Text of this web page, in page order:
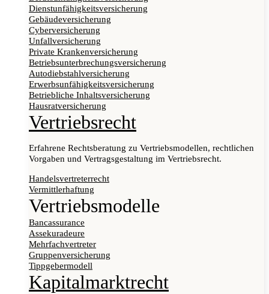
Dienstunfähigkeitsversicherung
Gebäudeversicherung
Cyberversicherung
Unfallversicherung
Private Krankenversicherung
Betriebsunterbrechungsversicherung
Autodiebstahlversicherung
Erwerbsunfähigkeitsversicherung
Betriebliche Inhaltsversicherung
Hausratversicherung
Vertriebsrecht
Erfahrene Rechtsberatung zu Vertriebsmodellen, rechtlichen
Vorgaben und Vertragsgestaltung im Vertriebsrecht.
Handelsvertreterrecht
Vermittlerhaftung
Vertriebsmodelle
Bancassurance
Assekuradeure
Mehrfachvertreter
Gruppenversicherung
Tippgebermodell
Kapitalmarktrecht